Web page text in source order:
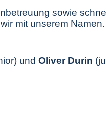
sowie
mit unserem Namen.
und Oliver Durin